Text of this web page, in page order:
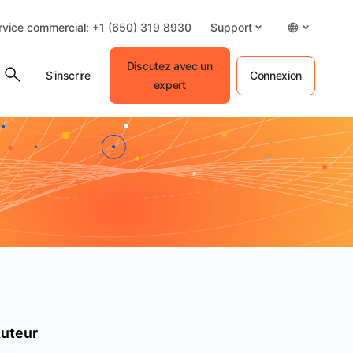
commercial: +1 (650) 319 8930 Support
S'inscrire
Discutez avec un
expert
Connexion